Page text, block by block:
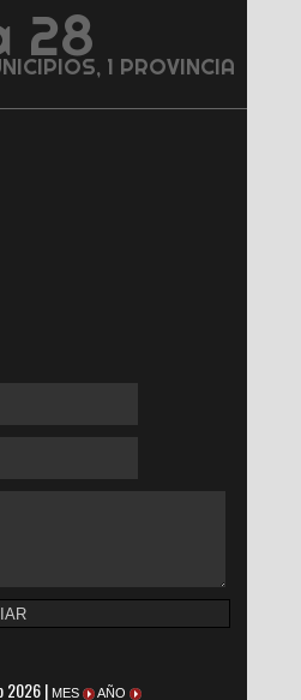
28 1 PROVINCIA
2026 | MES AÑO